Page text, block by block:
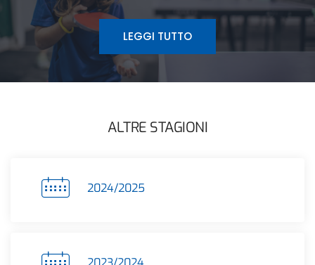
LEGGI TUTTO
ALTRE STAGIONI
2024/2025